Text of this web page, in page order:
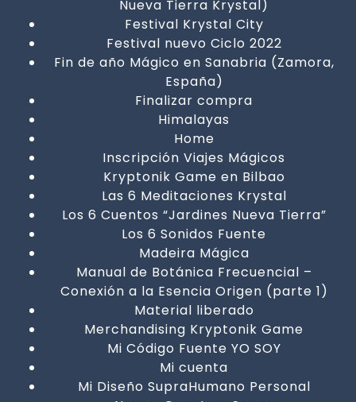
Nueva Tierra Krystal)
Festival Krystal City
Festival nuevo Ciclo 2022
Fin de año Mágico en Sanabria (Zamora,
España)
Finalizar compra
Himalayas
Home
Inscripción Viajes Mágicos
Kryptonik Game en Bilbao
Las 6 Meditaciones Krystal
Los 6 Cuentos “Jardines Nueva Tierra”
Los 6 Sonidos Fuente
Madeira Mágica
Manual de Botánica Frecuencial –
Conexión a la Esencia Origen (parte 1)
Material liberado
Merchandising Kryptonik Game
Mi Código Fuente YO SOY
Mi cuenta
Mi Diseño SupraHumano Personal